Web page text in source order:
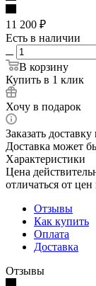
11 200 ₽
Есть в наличии
В корзину
Купить в 1 клик
Хочу в подарок
Заказать
Доставка может
Характеристики
Цена
отличаться от
Отзывы
Как купить
Оплата
Доставка
Отзывы